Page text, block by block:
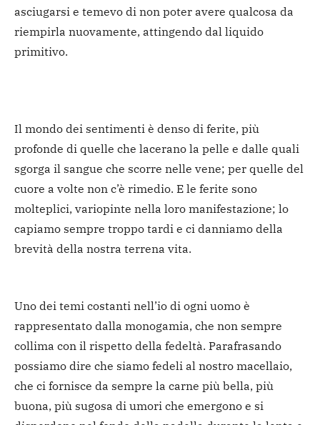
asciugarsi e temevo di non poter avere qualcosa da
riempirla nuovamente, attingendo dal liquido
primitivo.
Il mondo dei sentimenti è denso di ferite, più
profonde di quelle che lacerano la pelle e dalle quali
sgorga il sangue che scorre nelle vene; per quelle del
cuore a volte non c’è rimedio. E le ferite sono
molteplici, variopinte nella loro manifestazione; lo
capiamo sempre troppo tardi e ci danniamo della
brevità della nostra terrena vita.
Uno dei temi costanti nell’io di ogni uomo è
rappresentato dalla monogamia, che non sempre
collima con il rispetto della fedeltà. Parafrasando
possiamo dire che siamo fedeli al nostro macellaio,
che ci fornisce da sempre la carne più bella, più
buona, più sugosa di umori che emergono e si